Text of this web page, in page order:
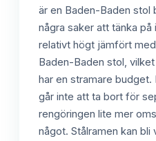
är en Baden-Baden stol
några saker att tänka på
relativt högt jämfört
Baden-Baden stol,
har en stramare
går inte att ta bort för
rengöringen lite mer
något. Stålramen kan bli